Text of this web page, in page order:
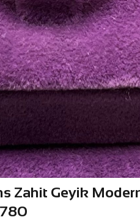
Zahit Geyik